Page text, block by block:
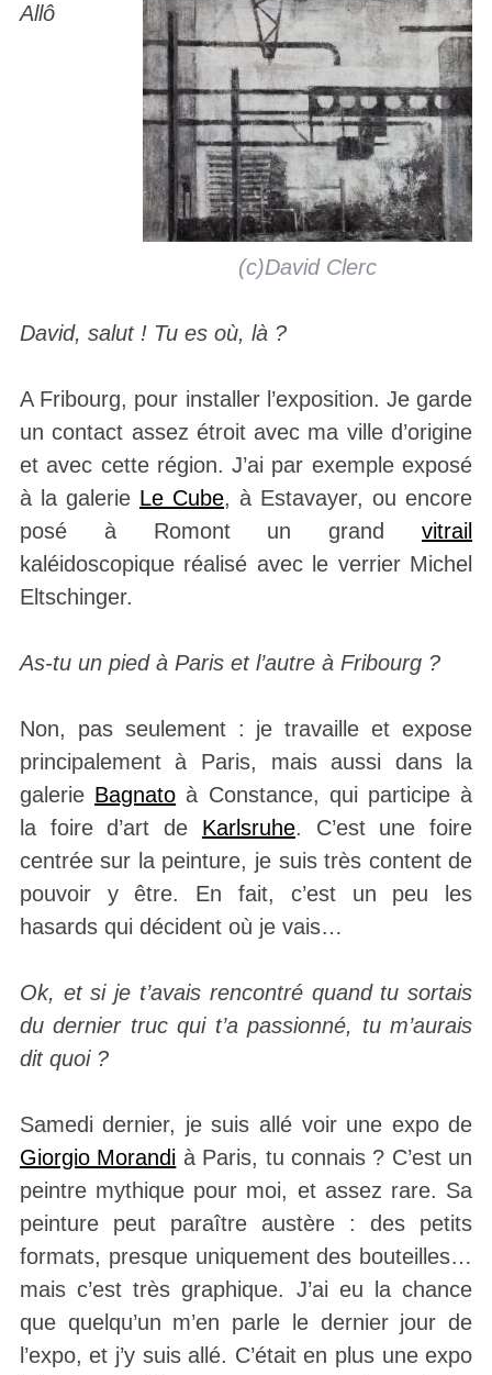
(c)David Clerc
Allô
David, salut ! Tu es où, là ?
A Fribourg, pour installer l’exposition. Je garde
un contact assez étroit avec ma ville d’origine
et avec cette région. J’ai par exemple exposé
à la galerie Le Cube, à Estavayer, ou encore
posé à Romont un grandvitrail
kaléidoscopique réalisé avec le verrier Michel
Eltschinger.
As-tu un pied à Paris et l’autre à Fribourg ?
Non, pas seulement : je travaille et expose
principalement à Paris, mais aussi dans la
galerie Bagnato à Constance, qui participe à
la foire d’art de Karlsruhe. C’est une foire
centrée sur la peinture, je suis très content de
pouvoir y être. En fait, c’est un peu les
hasards qui décident où je vais…
Ok, et si je t’avais rencontré quand tu sortais
du dernier truc qui t’a passionné, tu m’aurais
dit quoi ?
Samedi dernier, je suis allé voir une expo de
Giorgio Morandi à Paris, tu connais ? C’est un
peintre mythique pour moi, et assez rare. Sa
peinture peut paraître austère : des petits
formats, presque uniquement des bouteilles…
mais c’est très graphique. J’ai eu la chance
que quelqu’un m’en parle le dernier jour de
l’expo, et j’y suis allé. C’était en plus une expo